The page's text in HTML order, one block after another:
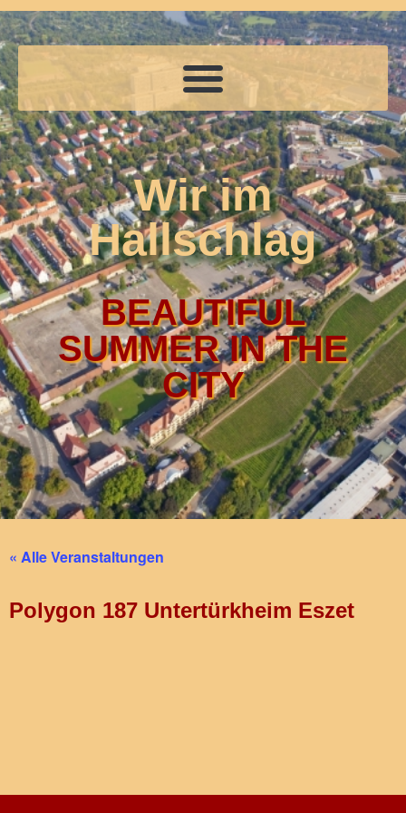
Wir im
Hallschlag
BEAUTIFUL
SUMMER IN THE
CITY
« Alle Veranstaltungen
Polygon 187 Untertürkheim Eszet